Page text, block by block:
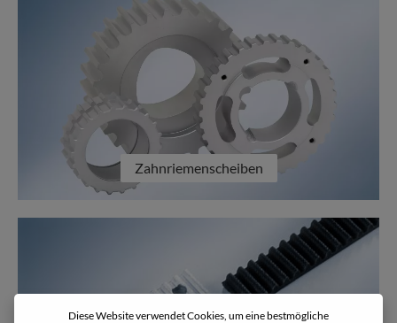
Zahnriemenscheiben
Diese Website verwendet Cookies, um eine bestmögliche